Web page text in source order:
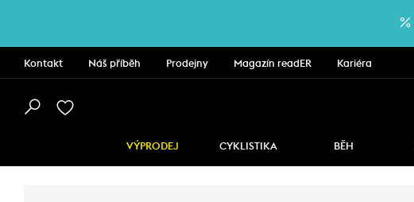
Kontakt Náš příběh Prodejny Magazín readER Kariéra
VÝPRODEJ CYKLISTIKA BĚH